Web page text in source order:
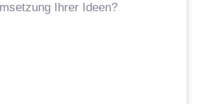
Ihrer Ideen?